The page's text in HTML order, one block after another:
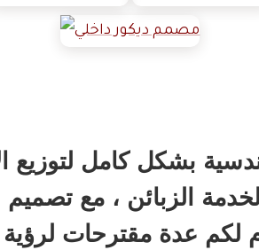
بشكل كامل لتوزيع
الزبائن ، مع
لكم عدة مقترحات